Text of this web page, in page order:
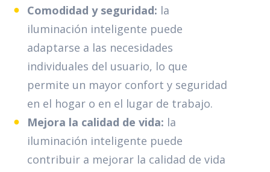
Comodidad y seguridad: la
iluminación inteligente puede
adaptarse a las necesidades
individuales del usuario, lo que
permite un mayor confort y seguridad
en el hogar o en el lugar de trabajo.
Mejora la calidad de vida: la
iluminación inteligente puede
contribuir a mejorar la calidad de vida